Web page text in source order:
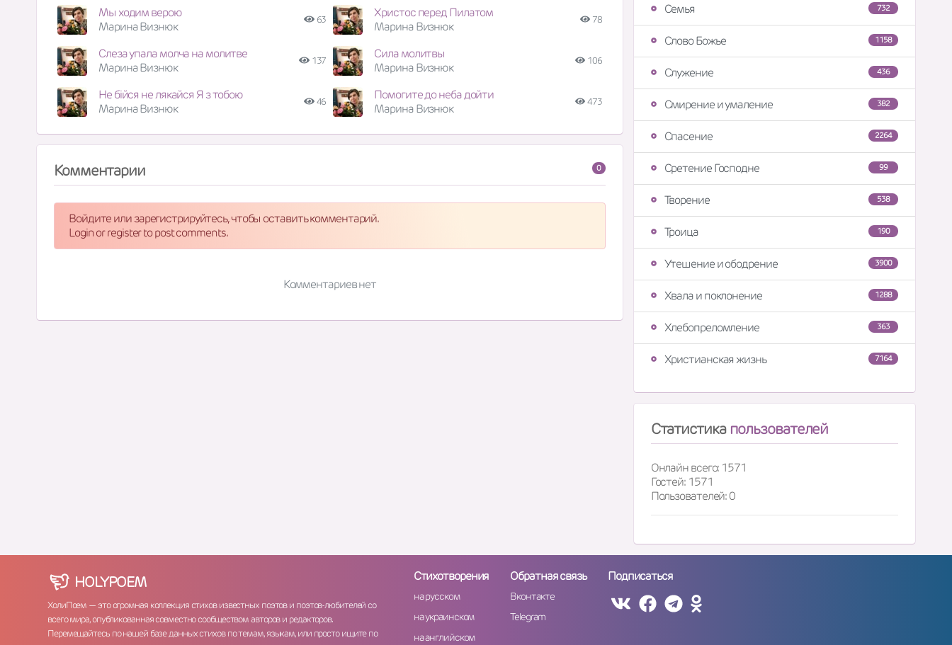
Мы ходим верою
Марина Визнюк
63
Христос перед Пилатом
Марина Визнюк
78
Слеза упала молча на молитве
Марина Визнюк
137
Сила молитвы
Марина Визнюк
106
Не бійся не лякайся Я з тобою
Марина Визнюк
46
Помогите до неба дойти
Марина Визнюк
473
0
Комментарии
Войдите или зарегистрируйтесь, чтобы оставить комментарий.
Login or register to post comments.
Комментариев нет
732
Семья
1158
Слово Божье
436
Служение
382
Смирение и умаление
2264
Спасение
99
Сретение Господне
538
Творение
190
Троица
3900
Утешение и ободрение
1288
Хвала и поклонение
363
Хлебопреломление
7164
Христианская жизнь
Статистика пользователей
Онлайн всего: 1571
Гостей: 1571
Пользователей: 0
HOLYPOEM
ХолиПоем — это огромная коллекция стихов известных поэтов и поэтов-любителей со
всего мира, опубликованная совместно сообществом авторов и редакторов.
Перемещайтесь по нашей базе данных стихов по темам, языкам, или просто ищите по
Стихотворения
на русском
на украинском
на английском
Обратная связь
Вконтакте
Telegram
Подписаться